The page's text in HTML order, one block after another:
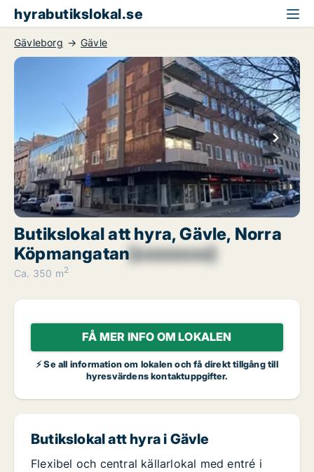
hyrabutikslokal.se
Gävleborg Gävle
Butikslokal att hyra, Gävle, Norra
Köpmangatan[xxxxxxxx]
Ca. 350 m2
FÅ MER INFO OM LOKALEN
⚡ Se all information om lokalen och få direkt tillgång till
hyresvärdens kontaktuppgifter.
Butikslokal att hyra i Gävle
Flexibel och central källarlokal med entré i